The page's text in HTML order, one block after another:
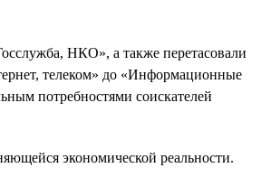
НКО», а также перетасовали
телеком» до «Информационные
потребностями соискателей
экономической реальности.